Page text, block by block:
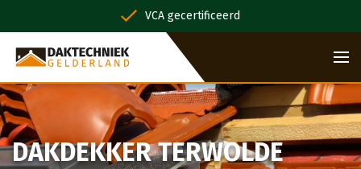
VCA gecertificeerd
DAKDEKKER TERWOLDE